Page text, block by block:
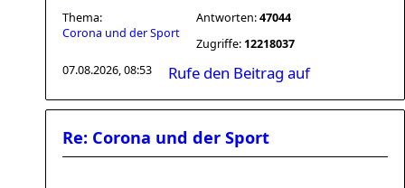
Thema:
Corona und der Sport
Antworten:47044
Zugriffe: 12218037
07.08.2026, 08:53
Rufe den Beitrag auf
Re: Corona und der Sport